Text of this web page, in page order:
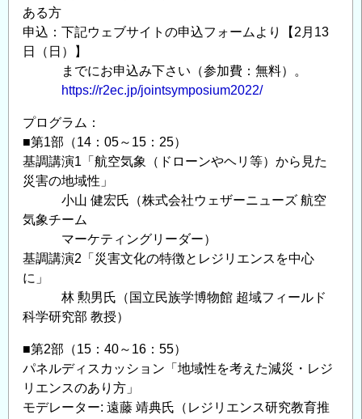
ある方
申込：下記ウェブサイトの申込フォームより【2月13
日（日）】
までにお申込み下さい（参加費：無料）。
https://r2ec.jp/jointsymposium2022/
プログラム：
■第1部（14：05～15：25）
基調講演1「航空気象（ドローンやヘリ等）から見た
災害の地域性」
小山 健宏氏（株式会社ウェザーニューズ 航空
気象チーム
マーケティングリーダー）
基調講演2「災害文化の特徴とレジリエンスを中心
に」
林 勲男氏（国立民族学博物館 超域フィールド
科学研究部 教授）
■第2部（15：40～16：55）
パネルディスカッション「地域性を考えた減災・レジ
リエンスのあり方」
モデレーター: 遠藤 靖典氏（レジリエンス研究教育推